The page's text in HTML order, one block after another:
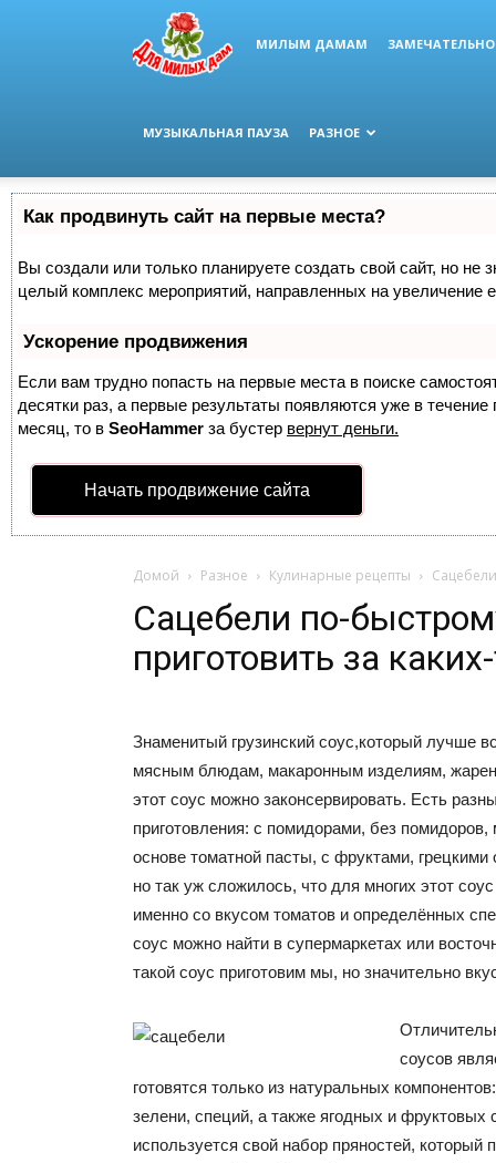
МИЛЫМ ДАМАМ
МУЗЫКАЛЬНАЯ ПАУЗА РАЗНОЕ
Как продвинуть сайт на первые места?
Вы создали или только планируете создать свой сайт, но не
целый комплекс мероприятий, направленных на увеличение
Ускорение продвижения
Если вам трудно попасть на первые места в поиске
десятки раз, а первые результаты появляются уже в
месяц, то в SeoHammer за бустер вернут деньги.
Начать продвижение сайта
Домой Разное Кулинарные рецепты
Сацебели по-
приготовить за
Знаменитый грузинский соус,который лучше
мясным блюдам, макаронным изделиям,
этот соус можно законсервировать. Есть
приготовления: с помидорами, без помидоров,
основе томатной пасты, с фруктами,
но так уж сложилось, что для многих этот
именно со вкусом томатов и определённых
соус можно найти в супермаркетах или
такой соус приготовим мы, но значительно
соусов
готовятся только из натуральных
зелени, специй, а также ягодных и фруктовых
используется свой набор пряностей, который